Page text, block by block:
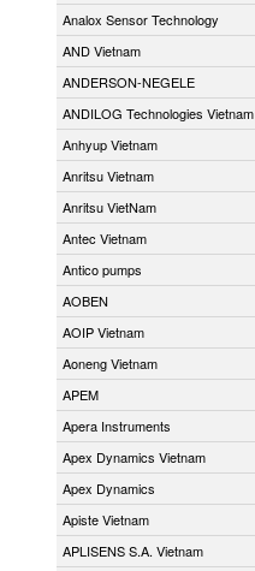
Analox Sensor Technology
AND Vietnam
ANDERSON-NEGELE
ANDILOG Technologies Vietnam
Anhyup Vietnam
Anritsu Vietnam
Anritsu VietNam
Antec Vietnam
Antico pumps
AOBEN
AOIP Vietnam
Aoneng Vietnam
APEM
Apera Instruments
Apex Dynamics Vietnam
Apex Dynamics
Apiste Vietnam
APLISENS S.A. Vietnam